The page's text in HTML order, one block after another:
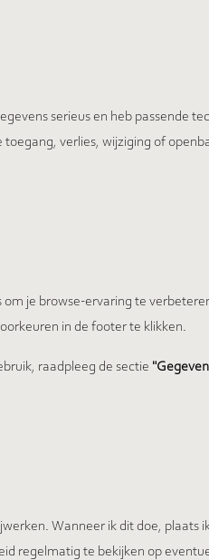
serieus en heb passende
verlies, wijziging of
je browse-ervaring te
in de footer te klikken.
raadpleeg de sectie
Wanneer ik dit doe, plaats
regelmatig te bekijken op